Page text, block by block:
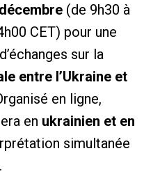
(de 9h30 à
CET) pour une
sur la
entre l’Ukraine et
en ligne,
en ukrainien et en
simultanée